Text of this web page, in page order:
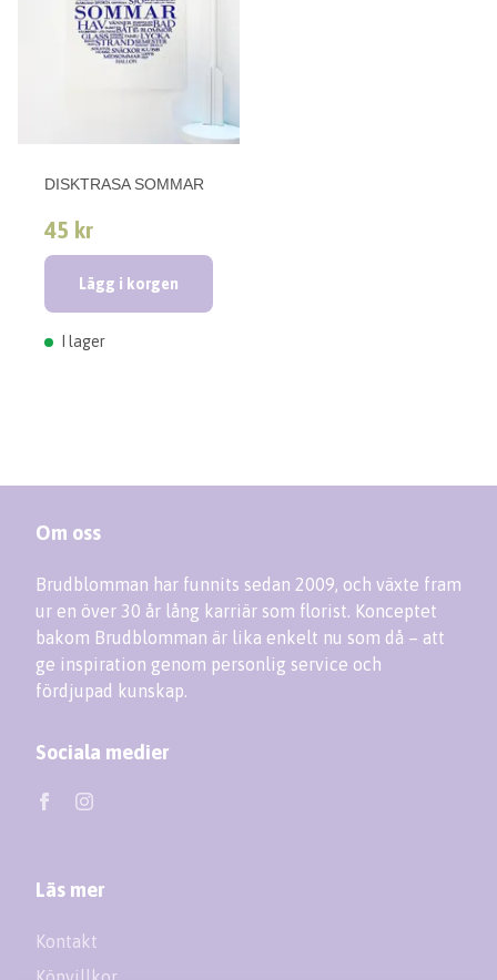
DISKTRASA SOMMAR
45 kr
Lägg i korgen
I lager
Om oss
Brudblomman har funnits sedan 2009, och växte fram
ur en över 30 år lång karriär som florist. Konceptet
bakom Brudblomman är lika enkelt nu som då – att
ge inspiration genom personlig service och
fördjupad kunskap.
Sociala medier
Läs mer
Kontakt